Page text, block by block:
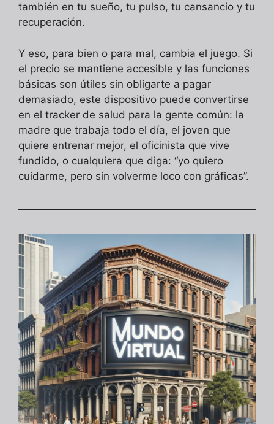
también en tu sueño, tu pulso, tu cansancio y tu
recuperación.
Y eso, para bien o para mal, cambia el juego. Si
el precio se mantiene accesible y las funciones
básicas son útiles sin obligarte a pagar
demasiado, este dispositivo puede convertirse
en el tracker de salud para la gente común: la
madre que trabaja todo el día, el joven que
quiere entrenar mejor, el oficinista que vive
fundido, o cualquiera que diga: “yo quiero
cuidarme, pero sin volverme loco con gráficas”.